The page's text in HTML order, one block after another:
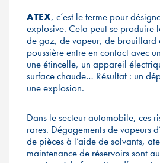
ATEX, c’est le terme pour
explosive. Cela peut se produire
de gaz, de vapeur, de brouillard
poussière entre en contact avec
une étincelle, un appareil
surface chaude… Résultat : un
une explosion.
Dans le secteur automobile, ces
rares. Dégagements de vapeurs
de pièces à l’aide de solvants,
maintenance de réservoirs sont